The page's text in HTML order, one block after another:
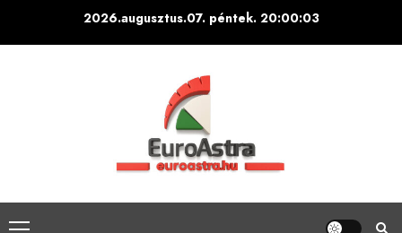
2026.augusztus.07. péntek. 20:00:04